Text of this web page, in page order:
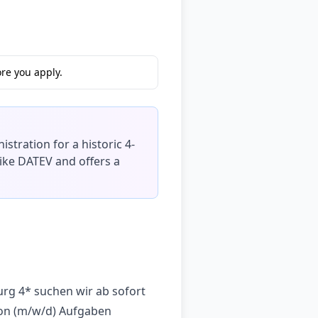
you apply.
for a historic 4-
DATEV and offers a
4* suchen wir ab sofort
(m/w/d) Aufgaben